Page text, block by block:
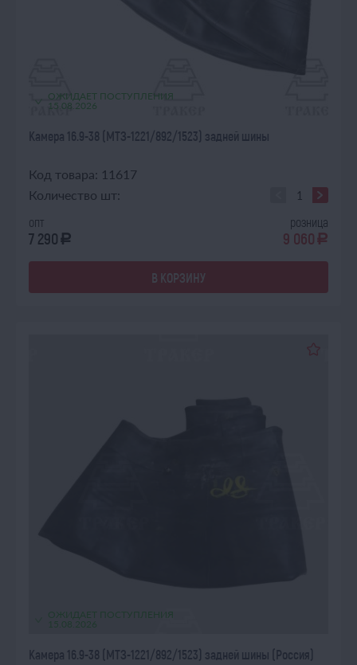
ОЖИДАЕТ ПОСТУПЛЕНИЯ
15.08.2026
Камера 16.9-38 (МТЗ-1221/892/1523) задней шины
Код товара: 11617
Количество шт:
опт
7 290 a
розница
9 060 a
В КОРЗИНУ
ОЖИДАЕТ ПОСТУПЛЕНИЯ
15.08.2026
Камера 16.9-38 (МТЗ-1221/892/1523) задней шины (Россия)